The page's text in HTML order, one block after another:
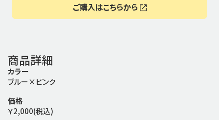
ご購入はこちらから
商品詳細
カラー
ブルー×ピンク
価格
￥2,000(税込)